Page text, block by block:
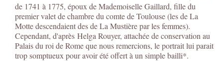
de 1741 à 1775, époux de Mademoiselle Gaillard, fille du
premier valet de chambre du comte de Toulouse (les de La
Motte descendaient des de La Mustière par les femmes).
Cependant, d'après Helga Rouyer, attachée de conservation au
Palais du roi de Rome que nous remercions, le portrait lui parait
trop somptueux pour avoir été offert à un simple bailli*.